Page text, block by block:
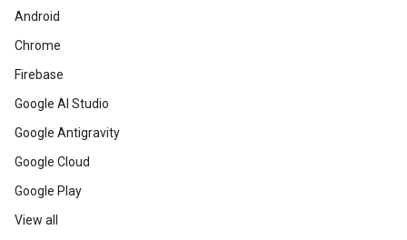
Android
Chrome
Firebase
Google AI Studio
Google Antigravity
Google Cloud
Google Play
View all